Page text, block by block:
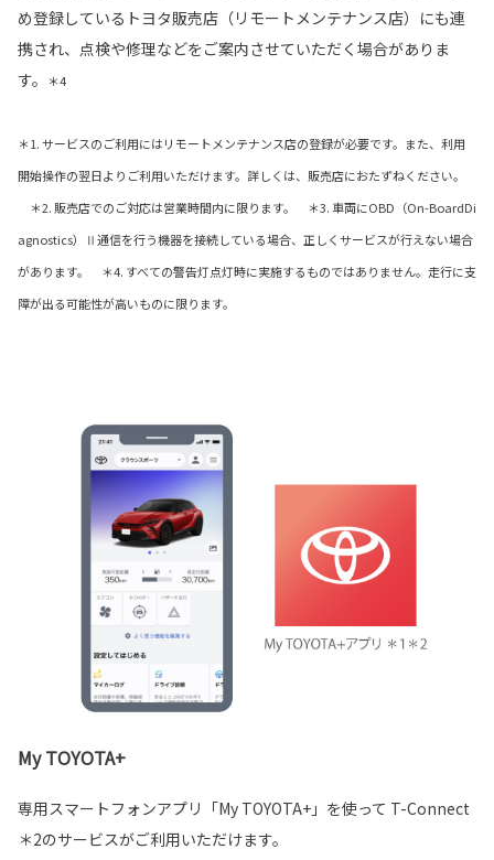
め登録しているトヨタ販売店（リモートメンテナンス店）にも連
携され、点検や修理などをご案内させていただく場合がありま
す。
＊4
＊1. サービスのご利用にはリモートメンテナンス店の登録が必要です。また、利用
開始操作の翌日よりご利用いただけます。詳しくは、販売店におたずねください。
＊2. 販売店でのご対応は営業時間内に限ります。 ＊3. 車両にOBD（On-BoardDi
agnostics）Ⅱ通信を行う機器を接続している場合、正しくサービスが行えない場合
があります。 ＊4. すべての警告灯点灯時に実施するものではありません。走行に支
障が出る可能性が高いものに限ります。
My TOYOTA+
専用スマートフォンアプリ「My TOYOTA+」を使って T-Connect
＊2のサービスがご利用いただけます。